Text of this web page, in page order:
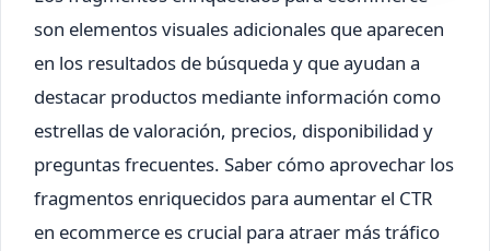
son elementos visuales adicionales que aparecen
en los resultados de búsqueda y que ayudan a
destacar productos mediante información como
estrellas de valoración, precios, disponibilidad y
preguntas frecuentes. Saber cómo aprovechar los
fragmentos enriquecidos para aumentar el CTR
en ecommerce es crucial para atraer más tráfico